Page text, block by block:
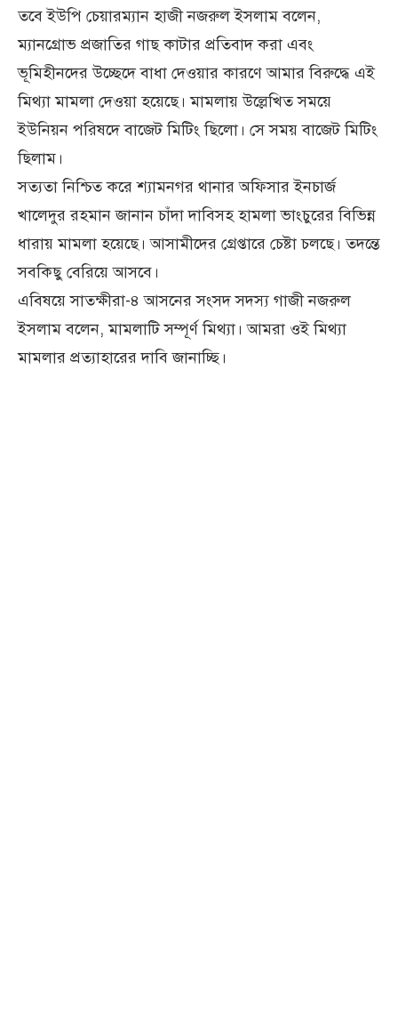
তবে ইউপি চেয়ারম্যান হাজী নজরুল ইসলাম বলেন,
ম্যানগ্রোভ প্রজাতির গাছ কাটার প্রতিবাদ করা এবং
ভূমিহীনদের উচ্ছেদে বাধা দেওয়ার কারণে আমার বিরুদ্ধে এই
মিথ্যা মামলা দেওয়া হয়েছে। মামলায় উল্লেখিত সময়ে
ইউনিয়ন পরিষদে বাজেট মিটিং ছিলো। সে সময় বাজেট মিটিং
ছিলাম।
সত্যতা নিশ্চিত করে শ্যামনগর থানার অফিসার ইনচার্জ
খালেদুর রহমান জানান চাঁদা দাবিসহ হামলা ভাংচুরের বিভিন্ন
ধারায় মামলা হয়েছে। আসামীদের গ্রেপ্তারে চেষ্টা চলছে। তদন্তে
সবকিছু বেরিয়ে আসবে।
এবিষয়ে সাতক্ষীরা-৪ আসনের সংসদ সদস্য গাজী নজরুল
ইসলাম বলেন, মামলাটি সম্পূর্ণ মিথ্যা। আমরা ওই মিথ্যা
মামলার প্রত্যাহারের দাবি জানাচ্ছি।